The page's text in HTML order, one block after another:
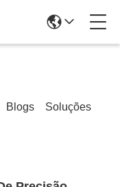
Blogs Soluções